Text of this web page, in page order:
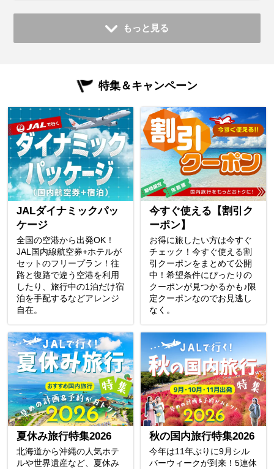
もっと見る
特集＆キャンペーン
JALダイナミックパッ
ケージ
全国の空港から出発OK！
JAL国内線航空券+ホテルが
セットのフリープラン！往
路と復路で違う空港を利用
したり、旅行中の1泊だけ宿
泊を手配するなどアレンジ
自在。
今すぐ使える【割引ク
ーポン】
お得に旅したい方は今すぐ
チェック！今すぐ使える割
引クーポンをまとめて公開
中！希望条件にぴったりの
クーポンが見つかるかも♪限
定クーポンなのでお見逃し
なく。
夏休み旅行特集2026
北海道から沖縄の人気ホテ
ルや世界遺産など、夏休み
秋の国内旅行特集2026
今年は11年ぶりに9月シル
バーウィークが到来！5連休